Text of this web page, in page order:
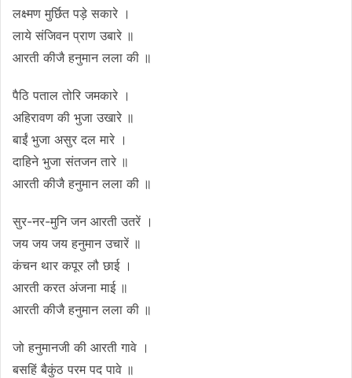
लक्ष्मण मुर्छित पड़े सकारे ।
लाये संजिवन प्राण उबारे ॥
आरती कीजै हनुमान लला की ॥
पैठि पताल तोरि जमकारे ।
अहिरावण की भुजा उखारे ॥
बाईं भुजा असुर दल मारे ।
दाहिने भुजा संतजन तारे ॥
आरती कीजै हनुमान लला की ॥
सुर-नर-मुनि जन आरती उतरें ।
जय जय जय हनुमान उचारें ॥
कंचन थार कपूर लौ छाई ।
आरती करत अंजना माई ॥
आरती कीजै हनुमान लला की ॥
जो हनुमानजी की आरती गावे ।
बसहिं बैकुंठ परम पद पावे ॥